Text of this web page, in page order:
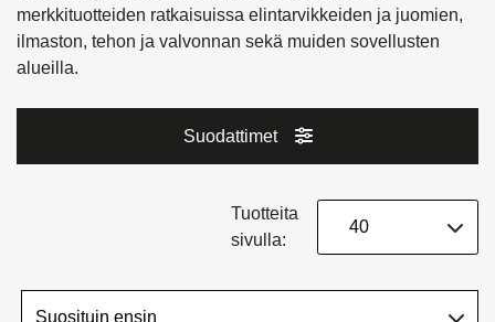
merkkituotteiden ratkaisuissa elintarvikkeiden ja juomien,
ilmaston, tehon ja valvonnan sekä muiden sovellusten
alueilla.
Suodattimet
Tuotteita
sivulla: